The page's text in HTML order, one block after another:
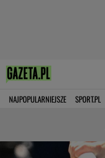
NAJPOPULARNIEJSZE SPORT.PL